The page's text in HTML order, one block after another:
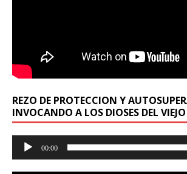
REZO DE PROTECCION Y
INVOCANDO A LOS DIOSES DEL
Reproductor
00:00